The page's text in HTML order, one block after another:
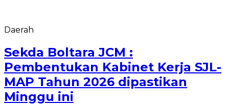
Daerah
Sekda Boltara JCM :
Pembentukan Kabinet Kerja SJL-
MAP Tahun 2026 dipastikan
Minggu ini